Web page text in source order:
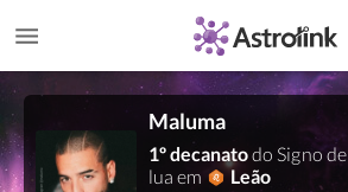
Maluma
1º decanatodo Signo de
lua em
Leão